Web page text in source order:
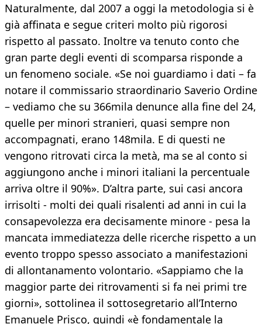
Naturalmente, dal 2007 a oggi la metodologia si è
già affinata e segue criteri molto più rigorosi
rispetto al passato. Inoltre va tenuto conto che
gran parte degli eventi di scomparsa risponde a
un fenomeno sociale. «Se noi guardiamo i dati – fa
notare il commissario straordinario Saverio Ordine
– vediamo che su 366mila denunce alla fine del 24,
quelle per minori stranieri, quasi sempre non
accompagnati, erano 148mila. E di questi ne
vengono ritrovati circa la metà, ma se al conto si
aggiungono anche i minori italiani la percentuale
arriva oltre il 90%». D’altra parte, sui casi ancora
irrisolti - molti dei quali risalenti ad anni in cui la
consapevolezza era decisamente minore - pesa la
mancata immediatezza delle ricerche rispetto a un
evento troppo spesso associato a manifestazioni
di allontanamento volontario. «Sappiamo che la
maggior parte dei ritrovamenti si fa nei primi tre
giorni», sottolinea il sottosegretario all’Interno
Emanuele Prisco, quindi «è fondamentale la